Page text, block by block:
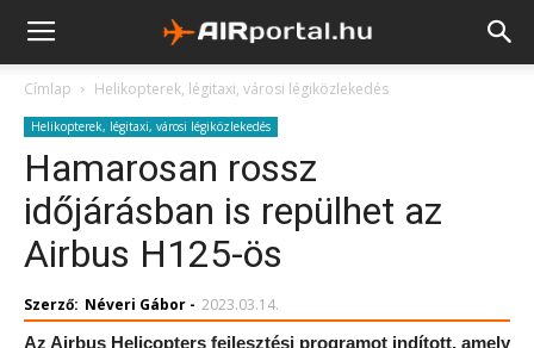
Címlap Helikopterek, légitaxi, városi légiközlekedés
Helikopterek, légitaxi, városi légiközlekedés
Hamarosan rossz
időjárásban is repülhet az
Airbus H125-ös
Szerző: Néveri Gábor - 2023.03.14.
Az Airbus Helicopters fejlesztési programot indított, amely